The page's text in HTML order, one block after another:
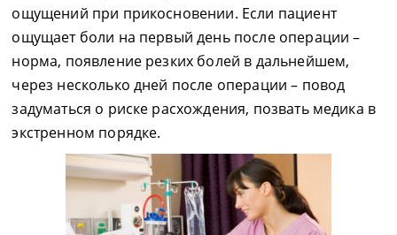
ощущений при прикосновении. Если пациент
ощущает боли на первый день после операции –
норма, появление резких болей в дальнейшем,
через несколько дней после операции – повод
задуматься о риске расхождения, позвать медика в
экстренном порядке.